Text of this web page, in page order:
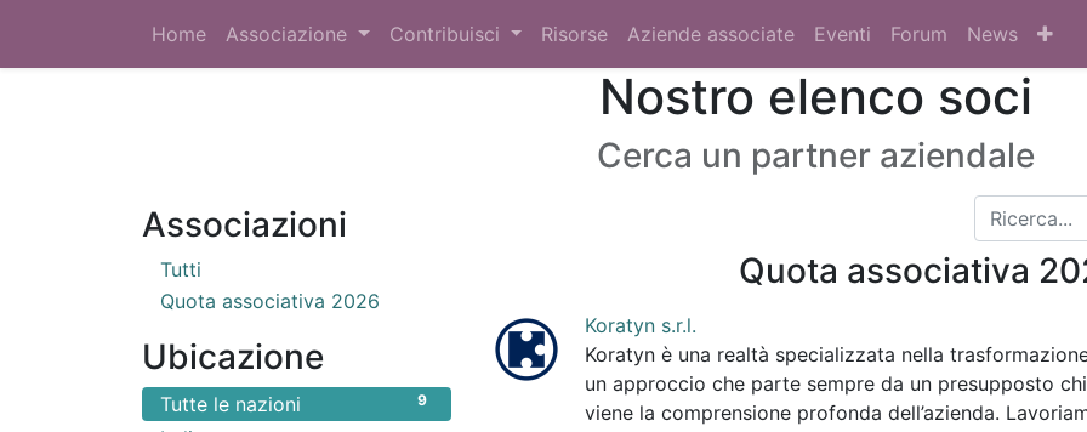
Home Associazione Contribuisci Risorse Aziende associate Eventi Forum News
Nostro elenco soci
Cerca un partner aziendale
Associazioni
Tutti
Quota associativa 2026
Ubicazione
Tutte le nazioni 9
Quota associativa
Koratyn s.r.l.
Koratyn è una realtà specializzata nella
un approccio che parte sempre da un presupposto
viene la comprensione profonda dell’azienda.